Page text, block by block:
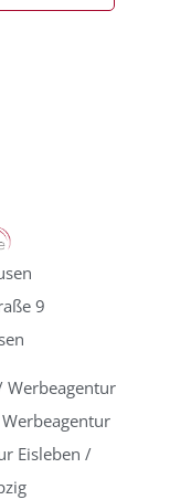
9
Werbeagentur
Eisleben /